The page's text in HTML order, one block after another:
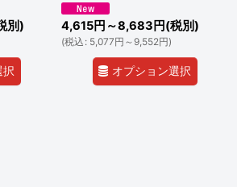
別)
択
4,615円 ～8,683 円(税別)
(税込 : 5,077円 ～9,552円)
オプション選択